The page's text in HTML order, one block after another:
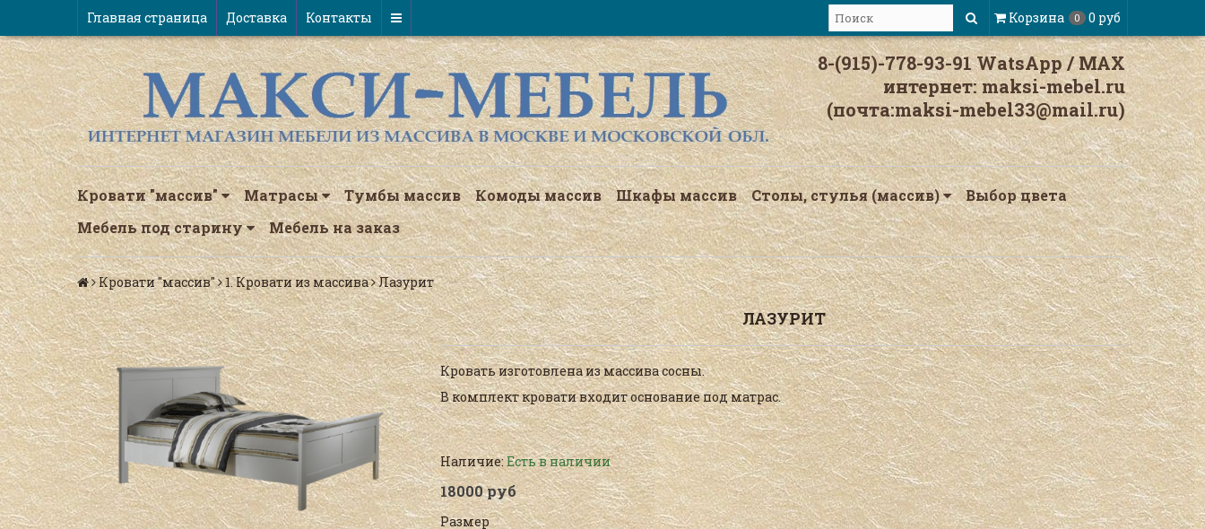
Главная страница Доставка Контакты Корзина 0 0 руб
8-(915)-778-93-91 WatsАpp / МАХ
интернет: maksi-mebel.ru
(почта:maksi-mebel33@mail.ru)
Кровати "массив" Матрасы Тумбы массив Комоды массив Шкафы массив Столы, стулья (массив)
Выбор цвета
Мебель под старину
Мебель на заказ
Кровати "массив" 1. Кровати из массива Лазурит
ЛАЗУРИТ
Кровать изготовлена из массива сосны.
В комплект кровати входит основание под матрас.
Наличие:Есть в наличии
18000 руб
Размер